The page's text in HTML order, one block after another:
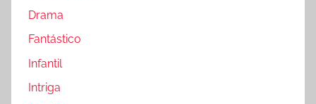
Drama
Fantástico
Infantil
Intriga